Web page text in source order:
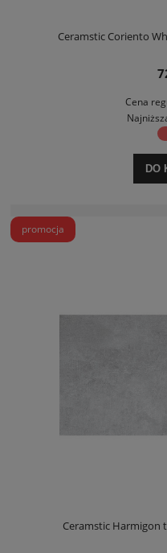
Ceramstic Coriento
Cena
DO
Ceramstic Harmigon
promocja